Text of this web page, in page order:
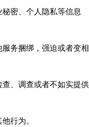
密、个人隐私等信息
务捆绑，强迫或者变相
、调查或者不如实提供
行为。